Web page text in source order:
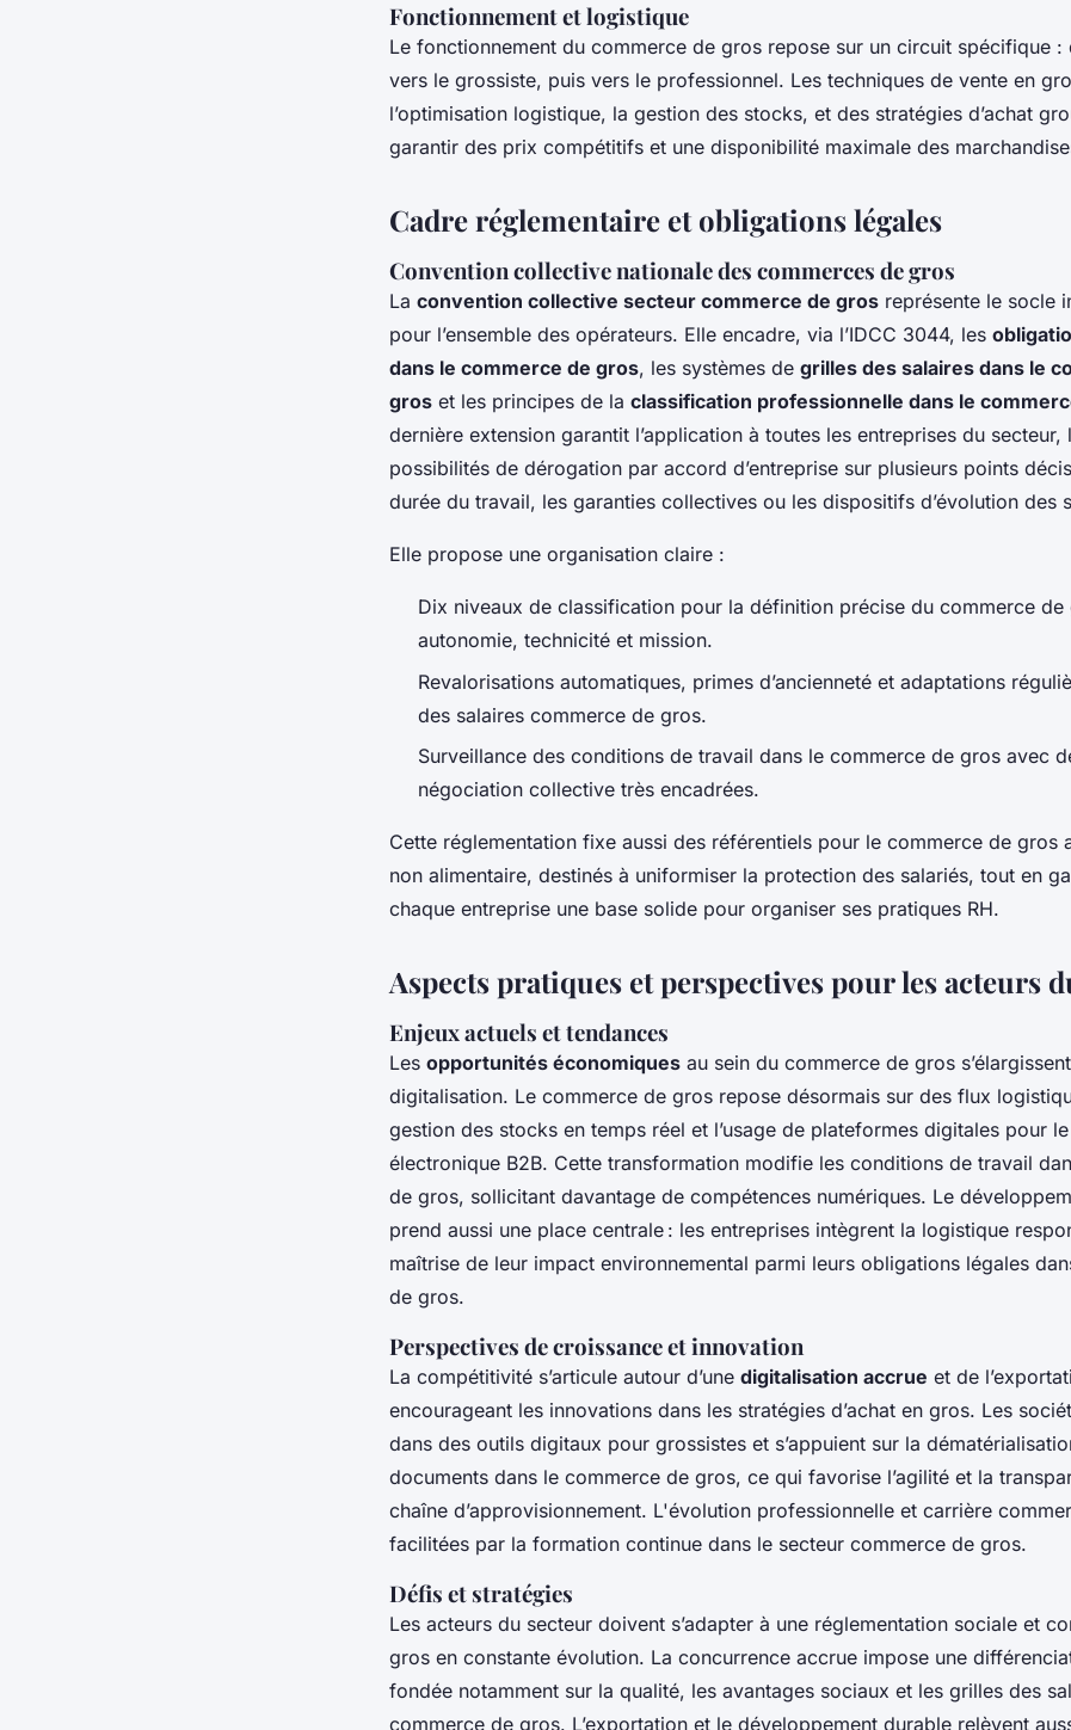
Fonctionnement et logistique
Le fonctionnement du commerce de gros repose sur un circuit spécifique :
vers le grossiste, puis vers le professionnel. Les techniques de vente en
l’optimisation logistique, la gestion des stocks, et des stratégies d’achat
garantir des prix compétitifs et une disponibilité maximale des
Cadre réglementaire et obligations légales
Convention collective nationale des commerces de gros
La convention collective secteur commerce de gros représente le socle
pour l’ensemble des opérateurs. Elle encadre, via l’IDCC 3044, les
dans le commerce de gros, les systèmes de grilles des salaires dans le
gros et les principes de la classification professionnelle dans le
dernière extension garantit l’application à toutes les entreprises du secteur,
possibilités de dérogation par accord d’entreprise sur plusieurs points
durée du travail, les garanties collectives ou les dispositifs d’évolution des
Elle propose une organisation claire :
Dix niveaux de classification pour la définition précise du commerce de
autonomie, technicité et mission.
Revalorisations automatiques, primes d’ancienneté et adaptations
des salaires commerce de gros.
Surveillance des conditions de travail dans le commerce de gros avec
négociation collective très encadrées.
Cette réglementation fixe aussi des référentiels pour le commerce de gros
non alimentaire, destinés à uniformiser la protection des salariés, tout en
chaque entreprise une base solide pour organiser ses pratiques RH.
Aspects pratiques et perspectives pour les acteurs
Enjeux actuels et tendances
Les opportunités économiques au sein du commerce de gros
digitalisation. Le commerce de gros repose désormais sur des flux
gestion des stocks en temps réel et l’usage de plateformes digitales pour
électronique B2B. Cette transformation modifie les conditions de travail
de gros, sollicitant davantage de compétences numériques. Le
prend aussi une place centrale : les entreprises intègrent la logistique
maîtrise de leur impact environnemental parmi leurs obligations légales
de gros.
Perspectives de croissance et innovation
La compétitivité s’articule autour d’une digitalisation accrue et de
encourageant les innovations dans les stratégies d’achat en gros. Les
dans des outils digitaux pour grossistes et s’appuient sur la
documents dans le commerce de gros, ce qui favorise l’agilité et la
chaîne d’approvisionnement. L'évolution professionnelle et carrière
facilitées par la formation continue dans le secteur commerce de gros.
Défis et stratégies
Les acteurs du secteur doivent s’adapter à une réglementation sociale et
gros en constante évolution. La concurrence accrue impose une
fondée notamment sur la qualité, les avantages sociaux et les grilles des
commerce de gros. L’exportation et le développement durable relèvent